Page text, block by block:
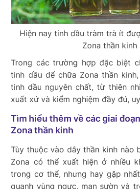
Hiện nay tinh dầu tràm trà ít
Zona thần kinh
Trong các trường hợp đặc biệt
tinh dầu để chữa Zona thần
tinh dầu nguyên chất, từ thiên
xuất xứ và kiểm nghiệm đầy đủ,
Tìm hiểu thêm về các giai
Zona thần kinh
Tùy thuộc vào dây thần kinh nào
Zona có thể xuất hiện ở nhiều
trong cơ thể, nhưng hay gặp
quanh vùng ngực, mạn sườn và